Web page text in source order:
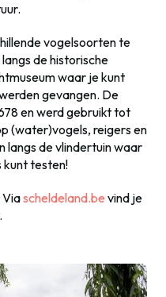
vogelsoorten te
de historische
waar je kunt
gevangen. De
en werd gebruikt tot
(water)vogels, reigers en
langs de vlindertuin waar
kunt testen!
Viascheldeland.be vind je